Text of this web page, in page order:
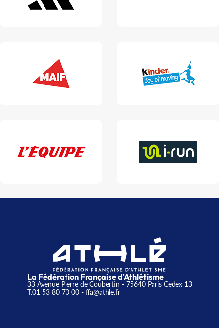
La Fédération Française d'Athlétisme
33 Avenue Pierre de Coubertin - 75640 Paris Cedex 13
T.01 53 80 70 00- ffa@athle.fr